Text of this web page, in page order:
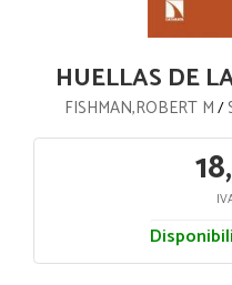
HUELLAS DE
FISHMAN,ROBERT M/